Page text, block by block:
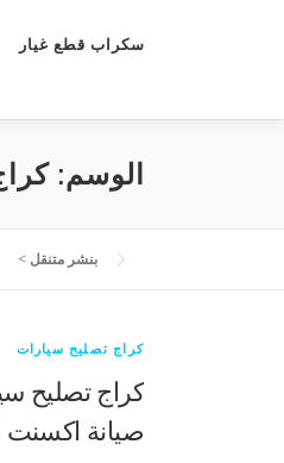
سكراب قطع غيار
الوسم:
بنشر متنقل >
كراج تصليح سيارات
صيانة اكسنت